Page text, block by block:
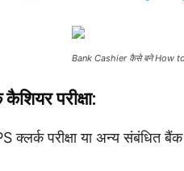
Bank Cashier कैसे बने How
कैशियर परीक्षा:
क्लर्क परीक्षा या अन्य संबंधित